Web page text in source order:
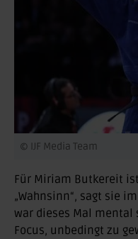
© IJF Media Team
Für Miriam Butkereit
„Wahnsinn“, sagt sie
war dieses Mal
Focus, unbedingt zu